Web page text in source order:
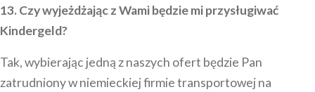
13. Czy wyjeżdżając z Wami będzie mi przysługiwać
Kindergeld?
Tak, wybierając jedną z naszych ofert będzie Pan
zatrudniony w niemieckiej firmie transportowej na